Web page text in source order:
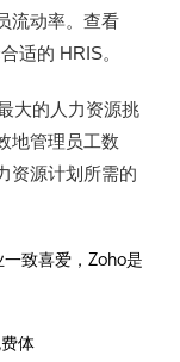
流动率。查看
适的 HRIS。
大的人力资源挑
地管理员工数
资源计划所需的
一致喜爱，Zoho是
体